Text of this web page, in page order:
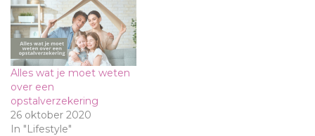
Alles wat je moet weten
over een
opstalverzekering
26 oktober 2020
In "Lifestyle"